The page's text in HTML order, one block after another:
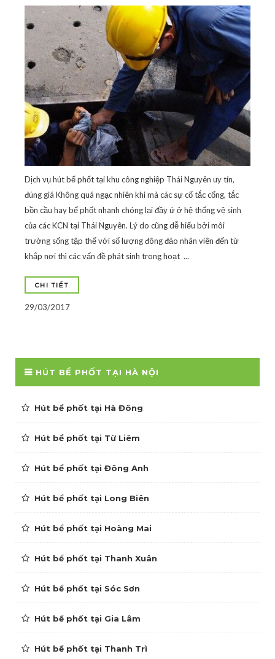
Dịch vụ hút bể phốt tại khu công nghiệp Thái Nguyên uy tín,
đúng giá Không quá ngạc nhiên khi mà các sự cố tắc cống, tắc
bồn cầu hay bể phốt nhanh chóng lại đầy ứ ở hệ thống vệ sinh
của các KCN tại Thái Nguyên. Lý do cũng dễ hiểu bởi môi
trường sống tập thể với số lượng đông đảo nhân viên đến từ
khắp nơi thì các vấn đề phát sinh trong hoạt ...
CHI TIẾT
29/03/2017
HÚT BỂ PHỐT TẠI HÀ NỘI
Hút bể phốt tại Hà Đông
Hút bể phốt tại Từ Liêm
Hút bể phốt tại Đông Anh
Hút bể phốt tại Long Biên
Hút bể phốt tại Hoàng Mai
Hút bể phốt tại Thanh Xuân
Hút bể phốt tại Sóc Sơn
Hút bể phốt tại Gia Lâm
Hút bể phốt tại Thanh Trì